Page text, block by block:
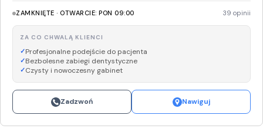
ZAMKNIĘTE · OTWARCIE: PON 09:00 39 opinii
ZA CO CHWALĄ KLIENCI
Profesjonalne podejście do pacjenta
Bezbolesne zabiegi dentystyczne
Czysty i nowoczesny gabinet
Zadzwoń Nawiguj